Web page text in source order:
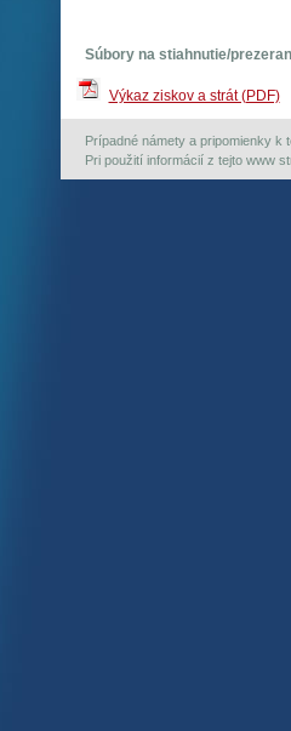
Súbory na stiahnutie/
Výkaz ziskov a strát (PDF)
Prípadné námety a pripomienky k
Pri použití informácií z tejto www